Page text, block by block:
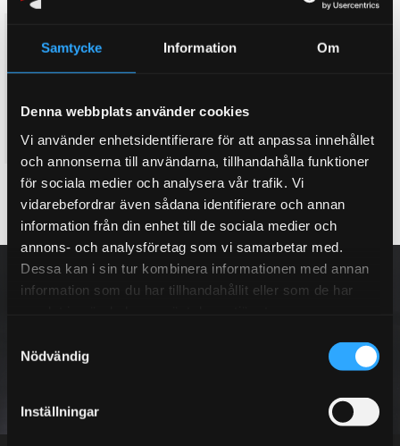
Samtycke Information Om
Denna webbplats använder cookies
Vi använder enhetsidentifierare för att anpassa innehållet
och annonserna till användarna, tillhandahålla funktioner
för sociala medier och analysera vår trafik. Vi
vidarebefordrar även sådana identifierare och annan
information från din enhet till de sociala medier och
annons- och analysföretag som vi samarbetar med.
Dessa kan i sin tur kombinera informationen med annan
information som du har tillhandahållit eller som de har
Nödvändig
Inställningar
bromsok vid köp att ett D2
separata hydraulik kretsar
8 995KR
Add to favorites BUY
house vid köp av ett nytt D2
effekt
3 995KR
Add to favorites
NEWSLETTER
Your personal information is processed in accordance with our privacy policy.